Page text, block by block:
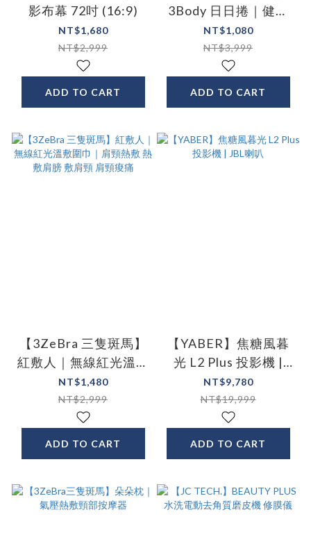
影布幕 72吋 (16:9)
NT$1,680
NT$2,999
ADD TO CART
3Body 日日捲｜健康
測量智能捲尺｜健康管
理 減重 健身 體控
NT$1,080
NT$3,999
ADD TO CART
【3ZeBra 三隻斑馬】
紅敷人｜無線紅光溫敷
圍巾｜肩頸熱敷 熱敷
肩膀 敷肩頸 肩頸痠痛
NT$1,480
NT$2,999
ADD TO CART
【YABER】焦糖風暮
光 L2 Plus 投影機 |
JBL喇叭
NT$9,780
NT$19,999
ADD TO CART